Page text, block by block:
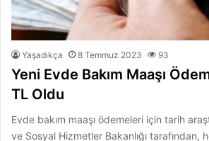
Yaşadıkça 8 Temmuz 2023 93
Yeni Evde Bakım Maaşı
TL Oldu
Evde bakım maaşı ödemeleri için tarih
ve Sosyal Hizmetler Bakanlığı tarafından,